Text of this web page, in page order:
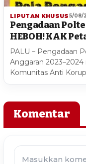
LIPUTAN KHUSUS5/08/
Pengadaan
HEBOH! KAK
PALU – Pengadaan
Anggaran
Komunitas Anti
Komentar